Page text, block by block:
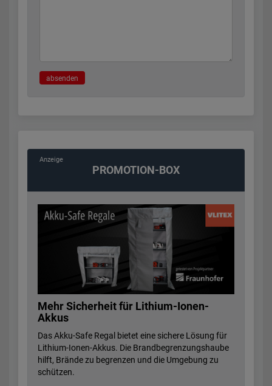
absenden
PROMOTION-BOX
Mehr Sicherheit für Lithium-Ionen-
Akkus
Das Akku-Safe Regal bietet eine sichere Lösung für
Lithium-Ionen-Akkus. Die Brandbegrenzungshaube
hilft, Brände zu begrenzen und die Umgebung zu
schützen.